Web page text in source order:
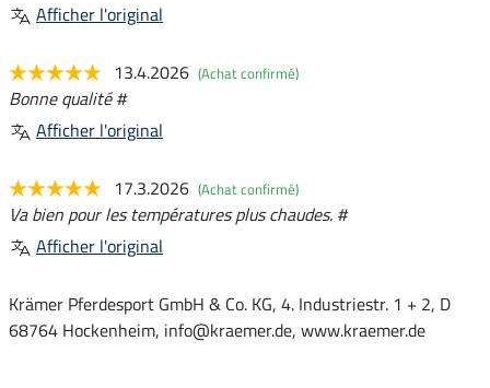
Afficher l'original
13.4.2026 (Achat confirmé)
Bonne qualité #
Afficher l'original
17.3.2026 (Achat confirmé)
Va bien pour les températures plus chaudes. #
Afficher l'original
Krämer Pferdesport GmbH & Co. KG, 4. Industriestr. 1 + 2, D
68764 Hockenheim, info@kraemer.de, www.kraemer.de